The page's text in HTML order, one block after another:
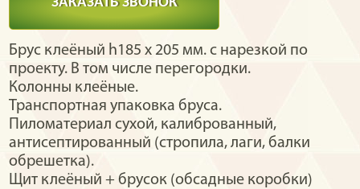
Брус клеёный h185 х 205 мм. с нарезкой по
проекту. В том числе перегородки.
Колонны клеёные.
Транспортная упаковка бруса.
Пиломатериал сухой, калиброванный,
антисептированный (стропила, лаги, балки
обрешетка).
Щит клеёный + брусок (обсадные коробки)